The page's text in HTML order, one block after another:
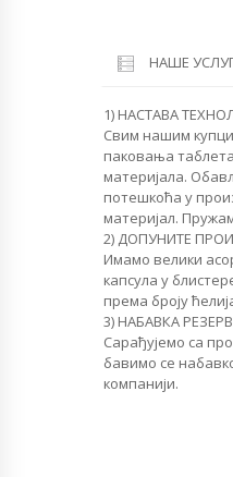
НАШЕ
1) НАСТАВА
Свим нашим
паковања
материјала.
потешкоћа у
материјал.
2) ДОПУНИТЕ
Имамо велики
капсула у
према броју
3) НАБАВКА
Сарађујемо са
бавимо се
компанији.